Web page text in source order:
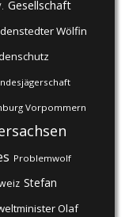
Gesellschaft
Wölfin
Vorpommern
Problemwolf
Stefan
Olaf